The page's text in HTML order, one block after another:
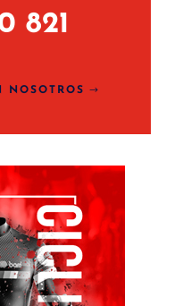
821
NOSOTROS